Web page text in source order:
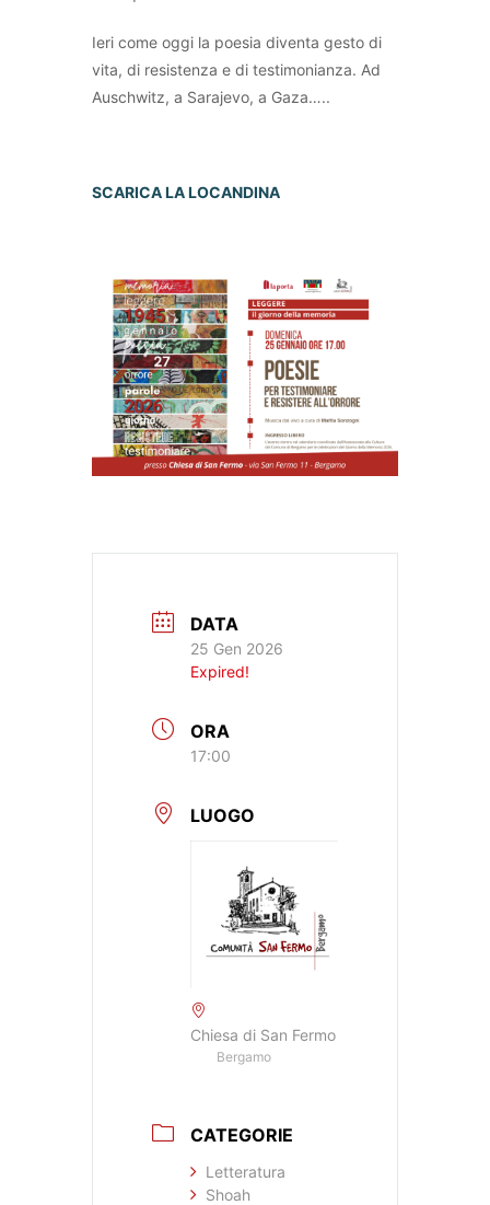
Ieri come oggi la poesia diventa gesto di
vita, di resistenza e di testimonianza. Ad
Auschwitz, a Sarajevo, a Gaza…..
SCARICA LA LOCANDINA
DATA
25 Gen 2026
Expired!
ORA
17:00
LUOGO
Chiesa di San Fermo
Bergamo
CATEGORIE
Letteratura
Shoah